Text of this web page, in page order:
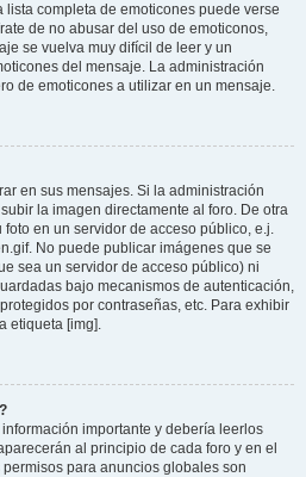
lista completa de emoticones puede verse
de no abusar del uso de emoticonos,
se vuelva muy difícil de leer y un
del mensaje. La administración
de emoticones a utilizar en un mensaje.
en sus mensajes. Si la administración
la imagen directamente al foro. De otra
en un servidor de acceso público, e.j.
No puede publicar imágenes que se
sea un servidor de acceso público) ni
bajo mecanismos de autenticación,
por contraseñas, etc. Para exhibir
etiqueta [img].
importante y debería leerlos
al principio de cada foro y en el
para anuncios globales son